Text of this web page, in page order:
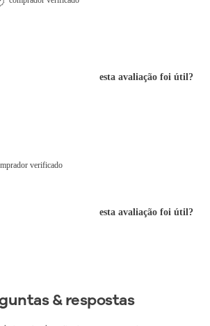
esta avaliação foi útil?
verificado
esta avaliação foi útil?
& respostas